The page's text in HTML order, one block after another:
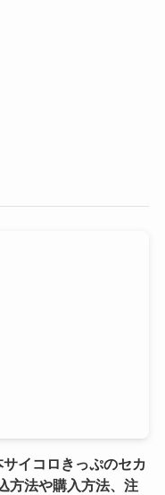
イコロきっぷのセカ
方法や購入方法、注